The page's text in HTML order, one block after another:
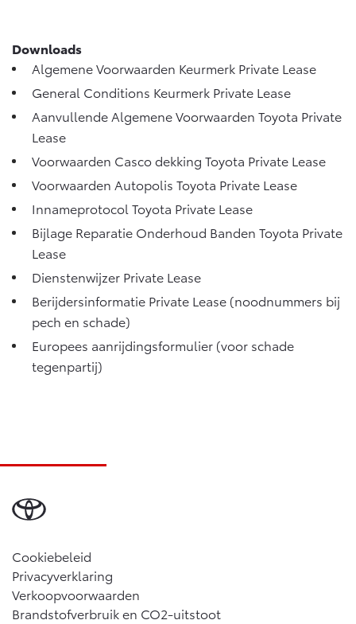
Vanaf € 37.500,- Vanaf € 55.950,-
OOK ALS BATTERIJ-
ELEKTRISCH
Vanaf € 46.301,-
OOK ALS BATTERIJ-
ELEKTRISCH
Vanaf € 56.570,-
Downloads
Algemene Voorwaarden Keurmerk Private Lease
General Conditions Keurmerk Private Lease
Aanvullende Algemene Voorwaarden Toyota Private
Lease
Voorwaarden Casco dekking Toyota Private Lease
Voorwaarden Autopolis Toyota Private Lease
Innameprotocol Toyota Private Lease
Bijlage Reparatie Onderhoud Banden Toyota Private
Lease
Dienstenwijzer Private Lease
Berijdersinformatie Private Lease (noodnummers bij
pech en schade)
Europees aanrijdingsformulier (voor schade
tegenpartij)
Cookiebeleid
Privacyverklaring
Verkoopvoorwaarden
Brandstofverbruik en CO2-uitstoot